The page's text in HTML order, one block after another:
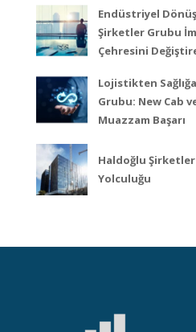
Endüstriyel
Şirketler Grubu
Çehresini
Lojistikten
Grubu: New Cab
Muazzam Başarı
Haldoğlu Şirketler
Yolculuğu